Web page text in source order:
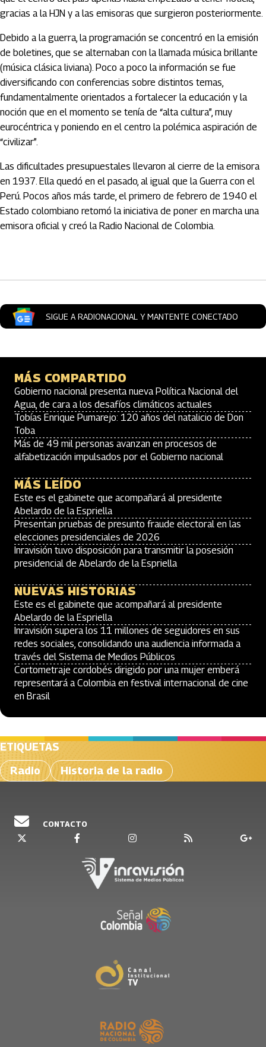
gracias a la HJN y a las emisoras que surgieron posteriormente.
Debido a la guerra, la programación se concentró en la emisión
de boletines, que se alternaban con la llamada música brillante
(música clásica liviana). Poco a poco la información se fue
diversificando con conferencias sobre distintos temas,
fundamentalmente orientados a fortalecer la educación y la
noción que en el momento se tenía de “alta cultura”, muy
eurocéntrica y poniendo en el centro la polémica aspiración de
“civilizar”.
Las dificultades presupuestales llevaron al cierre de la emisora
en 1937. Ella quedó en el pasado, al igual que la Guerra con el
Perú. Pocos años más tarde, el primero de febrero de 1940 el
Estado colombiano retomó la iniciativa de poner en marcha una
emisora oficial y creó la Radio Nacional de Colombia.
SIGUE A RADIONACIONAL Y MANTENTE CONECTADO
MÁS COMPARTIDO
Gobierno nacional presenta nueva Política Nacional del
Agua, de cara a los desafíos climáticos actuales
Tobías Enrique Pumarejo: 120 años del natalicio de Don
Toba
Más de 49 mil personas avanzan en procesos de
alfabetización impulsados por el Gobierno nacional
MÁS LEÍDO
Este es el gabinete que acompañará al presidente
Abelardo de la Espriella
Presentan pruebas de presunto fraude electoral en las
elecciones presidenciales de 2026
Inravisión tuvo disposición para transmitir la posesión
presidencial de Abelardo de la Espriella
NUEVAS HISTORIAS
Este es el gabinete que acompañará al presidente
Abelardo de la Espriella
Inravisión supera los 11 millones de seguidores en sus
redes sociales, consolidando una audiencia informada a
través del Sistema de Medios Públicos
Cortometraje cordobés dirigido por una mujer emberá
representará a Colombia en festival internacional de cine
en Brasil
ETIQUETAS
Radio
Historia de la radio
CONTACTO